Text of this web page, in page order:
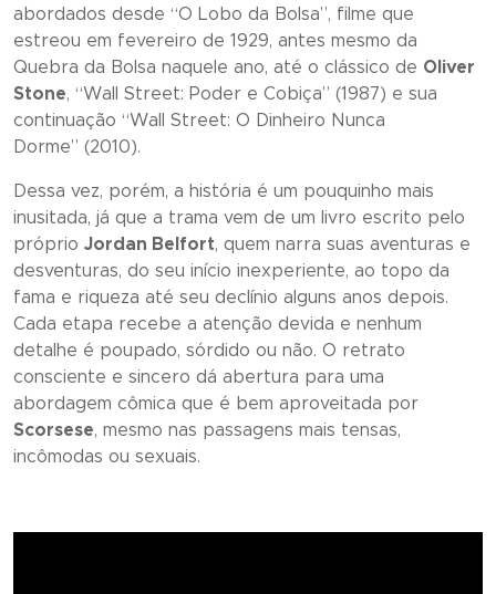
abordados desde “O Lobo da Bolsa”, filme que
estreou em fevereiro de 1929, antes mesmo da
Quebra da Bolsa naquele ano, até o clássico de Oliver
Stone, “Wall Street: Poder e Cobiça” (1987) e sua
continuação “Wall Street: O Dinheiro Nunca
Dorme” (2010).
Dessa vez, porém, a história é um pouquinho mais
inusitada, já que a trama vem de um livro escrito pelo
próprio Jordan Belfort, quem narra suas aventuras e
desventuras, do seu início inexperiente, ao topo da
fama e riqueza até seu declínio alguns anos depois.
Cada etapa recebe a atenção devida e nenhum
detalhe é poupado, sórdido ou não. O retrato
consciente e sincero dá abertura para uma
abordagem cômica que é bem aproveitada por
Scorsese, mesmo nas passagens mais tensas,
incômodas ou sexuais.